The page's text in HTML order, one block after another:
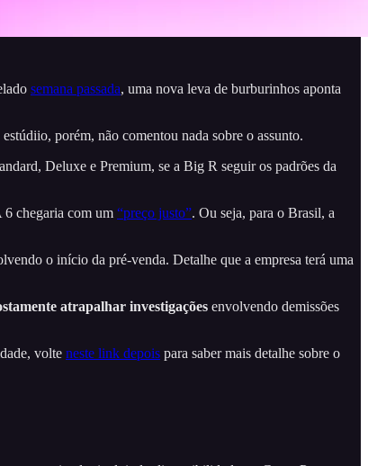
semana passada, uma nova leva de burburinhos aponta
estúdiio, porém, não comentou nada sobre o assunto.
Deluxe e Premium, se a Big R seguir os padrões da
chegaria com um “preço justo”. Ou seja, para o Brasil, a
o início da pré-venda. Detalhe que a empresa terá uma
atrapalhar investigações envolvendo demissões
volte neste link depois para saber mais detalhe sobre o